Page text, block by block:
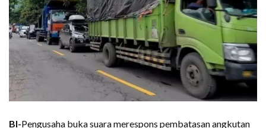
BI-Pengusaha buka suara merespons pembatasan angkutan